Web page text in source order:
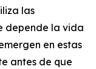
las
depende la vida
en estas
antes de que